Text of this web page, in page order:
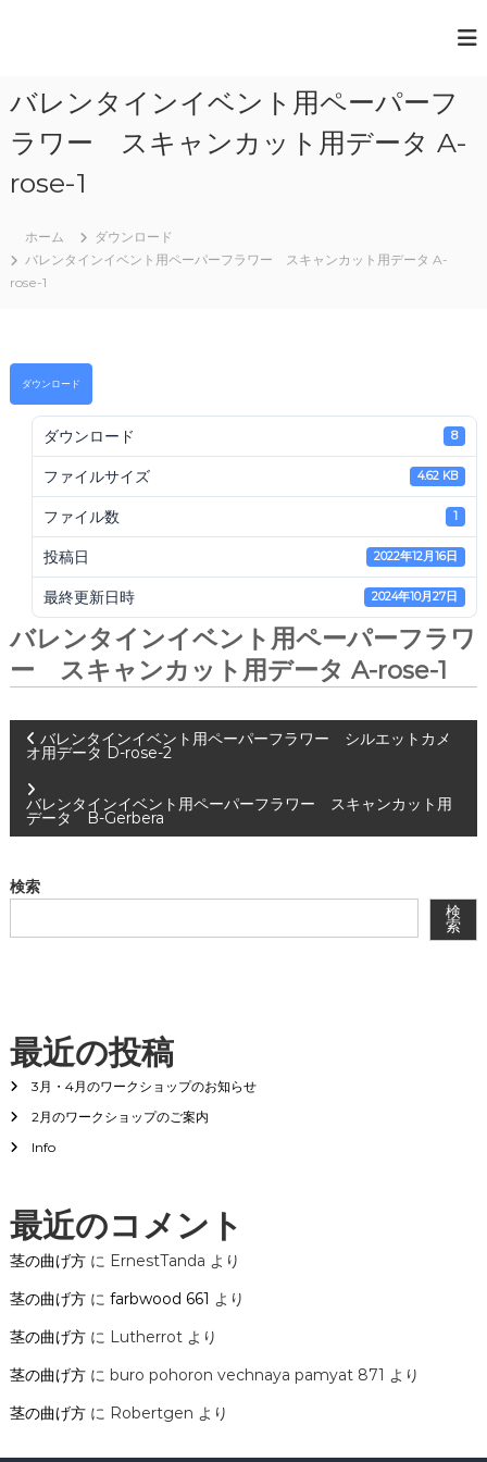
ツ
ス
ッ
社
団
法
人
日
本
ペ
ー
ア
ー
会
バレンタインイベント用ペーパーフ
ラワー スキャンカット用データ A-
rose-1
ホーム
ダウンロード
バレンタインイベント用ペーパーフラワー スキャンカット用データ A-
rose-1
ダウンロード
ダウンロード 8
ファイルサイズ 4.62 KB
ファイル数 1
投稿日 2022年12月16日
最終更新日時 2024年10月27日
バレンタインイベント用ペーパーフラワ
ー スキャンカット用データ A-rose-1
投
稿
ナ
ビ
ゲ
シ
ョ
ン
バレンタインイベント用ペーパーフラワー シルエットカメ
オ用データ D-rose-2
バレンタインイベント用ペーパーフラワー スキャンカット用
データ B-Gerbera
検索
検
索
最近の投稿
3月・4月のワークショップのお知らせ
2月のワークショップのご案内
Info
最近のコメント
茎の曲げ方に ErnestTanda より
茎の曲げ方に farbwood 661 より
茎の曲げ方に Lutherrotより
茎の曲げ方に buro pohoron vechnaya pamyat 871 より
茎の曲げ方に Robertgen より